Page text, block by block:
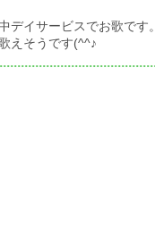
デイサービスでお歌です。
えそうです(^^♪